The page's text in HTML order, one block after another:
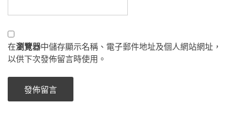
在瀏覽器中儲存顯示名稱、電子郵件地址及個人網站網址，
以供下次發佈留言時使用。